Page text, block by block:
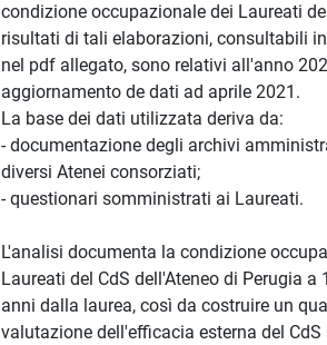
condizione occupazionale dei Laureati
risultati di tali elaborazioni, consultabili
nel pdf allegato, sono relativi all'anno
aggiornamento de dati ad aprile 2021.
La base dei dati utilizzata deriva da:
- documentazione degli archivi
diversi Atenei consorziati;
- questionari somministrati ai Laureati.
L'analisi documenta la condizione
Laureati del CdS dell'Ateneo di Perugia a
anni dalla laurea, così da costruire un
valutazione dell'efficacia esterna del CdS